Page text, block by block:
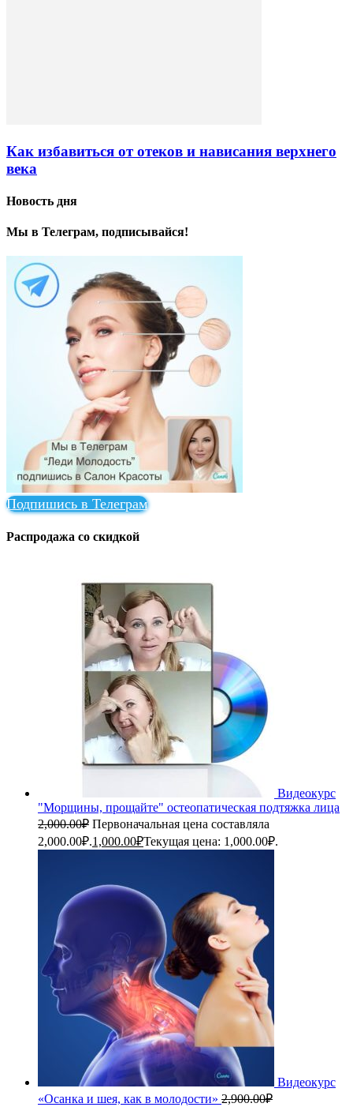
Как избавиться от отеков и нависания верхнего
века
Новость дня
Мы в Телеграм, подписывайся!
Подпишись в Телеграм
Распродажа со скидкой
Видеокурс
"Морщины, прощайте" остеопатическая подтяжка лица
2,000.00₽ Первоначальная цена составляла
2,000.00₽.1,000.00₽Текущая цена: 1,000.00₽.
Видеокурс
«Осанка и шея, как в молодости» 2,900.00₽